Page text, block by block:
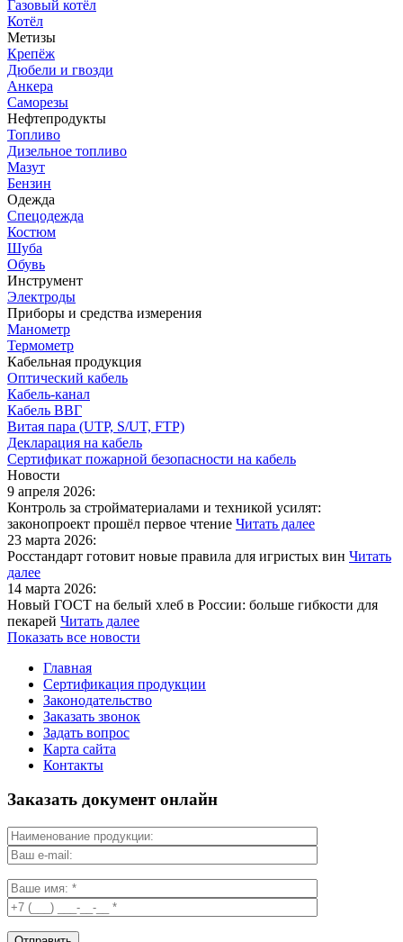
Газовый котёл
Котёл
Метизы
Крепёж
Дюбели и гвозди
Анкера
Саморезы
Нефтепродукты
Топливо
Дизельное топливо
Мазут
Бензин
Одежда
Спецодежда
Костюм
Шуба
Обувь
Инструмент
Электроды
Приборы и средства измерения
Манометр
Термометр
Кабельная продукция
Оптический кабель
Кабель-канал
Кабель ВВГ
Витая пара (UTP, S/UT, FTP)
Декларация на кабель
Сертификат пожарной безопасности на кабель
Новости
9 апреля 2026:
Контроль за стройматериалами и техникой усилят:
законопроект прошёл первое чтение Читать далее
23 марта 2026:
Росстандарт готовит новые правила для игристых вин Читать
далее
14 марта 2026:
Новый ГОСТ на белый хлеб в России: больше гибкости для
пекарей Читать далее
Показать все новости
Главная
Сертификация продукции
Законодательство
Заказать звонок
Задать вопрос
Карта сайта
Контакты
Заказать документ онлайн